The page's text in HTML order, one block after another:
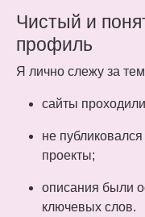
Чистый и
профиль
Я лично слежу за
сайты
не
проекты;
описания были
ключевых слов.